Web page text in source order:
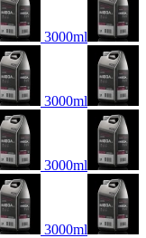
3000ml
3000ml
3000ml
3000ml